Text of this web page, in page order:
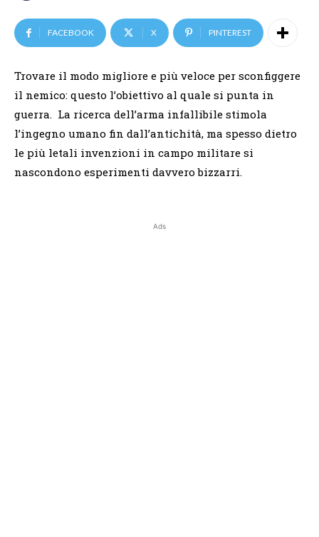
FACEBOOK X PINTEREST
Trovare il modo migliore e più veloce per sconfiggere
il nemico: questo l’obiettivo al quale si punta in
guerra. La ricerca dell’arma infallibile stimola
l’ingegno umano fin dall’antichità, ma spesso dietro
le più letali invenzioni in campo militare si
nascondono esperimenti davvero bizzarri.
Ads